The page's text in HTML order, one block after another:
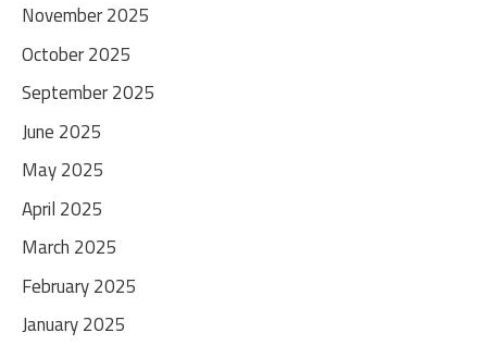
November 2025
October 2025
September 2025
June 2025
May 2025
April 2025
March 2025
February 2025
January 2025